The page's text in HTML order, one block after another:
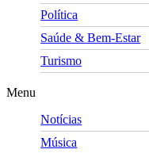
Política
Saúde & Bem-Estar
Turismo
Menu
Notícias
Música